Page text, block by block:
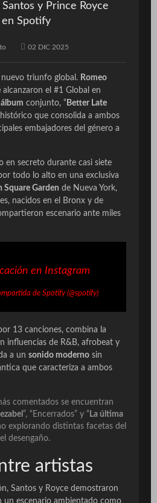
y Prince Royce
Spotify
02 DIC 2025
nuevo triunfo global. Romeo
alcanzaron el #1 Global en
álbum conjunto, “ Better Late
que consolida a ambos
embajadores del género a
en secreto durante casi siete
todo lo alto en una exclusiva
Square Garden de Nueva York,
nacidos en el Bronx y de
escenario ante miles
en Instagram
de Spotify (@spotify)
13 canciones, combina la
influencias de R&B, afrobeat y
a un sonido moderno sin
que caracteriza a ambos
comentados se encuentran
”, “Encerrados” y “ La última
explorando distintas facetas del
desengaño.
artistas
Santos y Royce demostraron
un escenario ambientado como